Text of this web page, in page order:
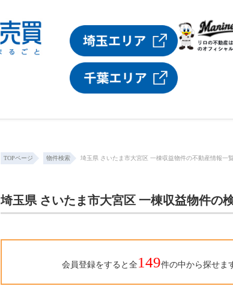
TOPページ 物件検索 埼玉県 さいたま市大宮区 一棟収益物件の不動産情報一覧
埼玉県 さいたま市大宮区 一棟収益物件の
会員登録をすると全149件の中から探せま